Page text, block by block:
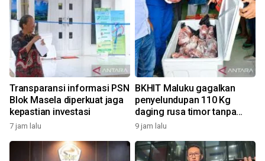
Transparansi informasi PSN
Blok Masela diperkuat jaga
kepastian investasi
7 jam lalu
BKHIT Maluku gagalkan
penyelundupan 110 Kg
daging rusa timor tanpa
dokumen
9 jam lalu